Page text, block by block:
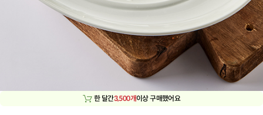
한 달간3,500개이상 구매했어요